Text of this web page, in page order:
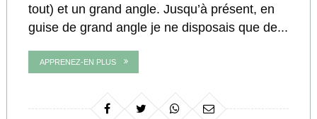
tout) et un grand angle. Jusqu’à présent, en
guise de grand angle je ne disposais que de...
APPRENEZ-EN PLUS